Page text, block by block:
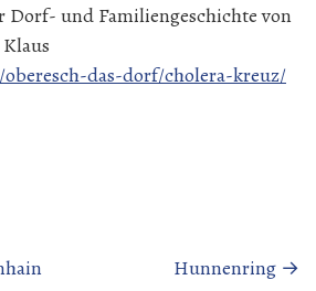
Dorf- und Familiengeschichte von
das-dorf/cholera-kreuz/
Hunnenring →